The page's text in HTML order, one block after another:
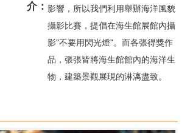
介： 影響，所以我們利用舉辦海洋風貌
攝影比賽，提倡在海生館展館內攝
影"不要用閃光燈"。而各張得獎作
品，張張皆將海生館館內的海洋生
物，建築景觀展現的淋漓盡致。